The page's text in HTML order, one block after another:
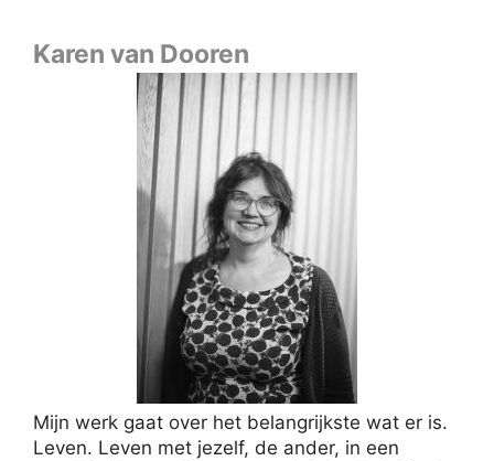
Karen van Dooren
Mijn werk gaat over het belangrijkste wat er is.
Leven. Leven met jezelf, de ander, in een